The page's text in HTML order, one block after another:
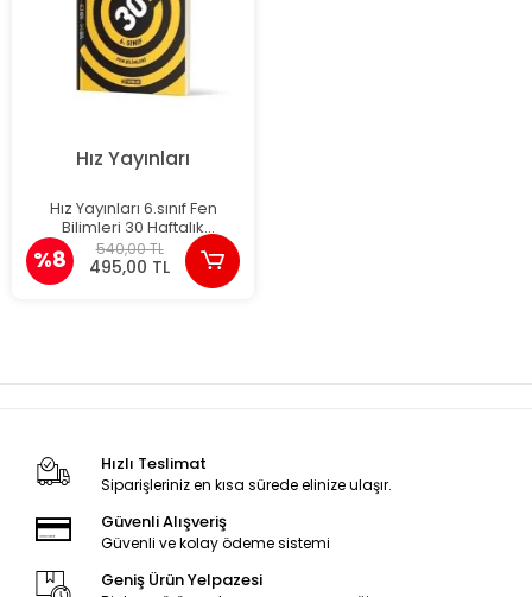
Hız Yayınları
Hız Yayınları 6.sınıf Fen
Bilimleri 30 Haftalık
Deneme Yeni
%8 540,00 TL
495,00 TL
Hızlı Teslimat
Siparişleriniz en kısa sürede elinize ulaşır.
Güvenli Alışveriş
Güvenli ve kolay ödeme sistemi
Geniş Ürün Yelpazesi